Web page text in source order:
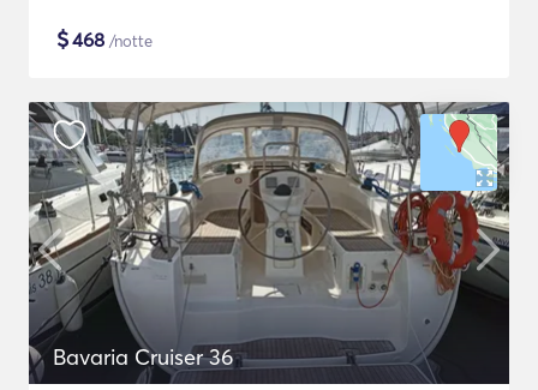
$468 /notte
Bavaria Cruiser 36